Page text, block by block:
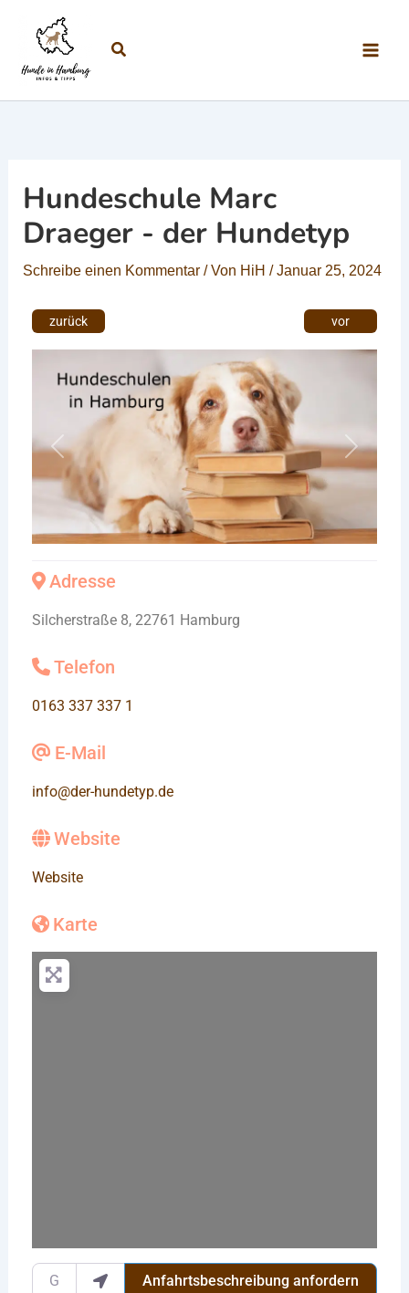
Suchen
Hundeschule Marc
Draeger - der Hundetyp
Schreibe einen Kommentar / Von HiH /Januar 25, 2024
Vorheriges
Adresse
Silcherstraße 8, 22761 Hamburg
Telefon
0163 337 337 1
E-Mail
info@der-hundetyp.de
Website
Website
Karte
Gib deinen Standort ein.Anfahrtsbeschreibung anfordern